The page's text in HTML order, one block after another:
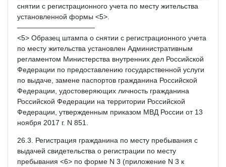
снятии с регистрационного учета по месту жительства
установленной формы <5>.
———————————
<5> Образец штампа о снятии с регистрационного учета
по месту жительства установлен Административным
регламентом Министерства внутренних дел Российской
Федерации по предоставлению государственной услуги
по выдаче, замене паспортов гражданина Российской
Федерации, удостоверяющих личность гражданина
Российской Федерации на территории Российской
Федерации, утвержденным приказом МВД России от 13
ноября 2017 г. N 851.
26.3. Регистрация гражданина по месту пребывания с
выдачей свидетельства о регистрации по месту
пребывания <6> по форме N 3 (приложение N 3 к